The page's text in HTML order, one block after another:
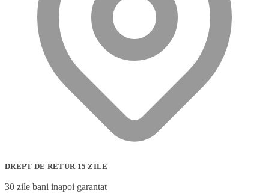
DREPT DE RETUR 15 ZILE
30 zile bani inapoi garantat